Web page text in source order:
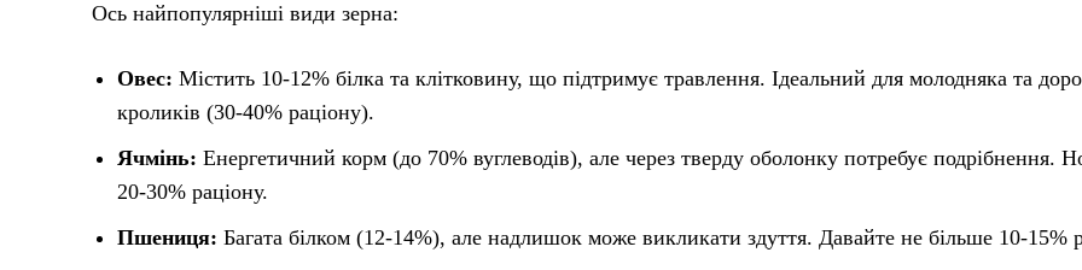
Ось найпопулярніші види зерна:
Овес: Містить 10-12% білка та клітковину, що підтримує травлення. Ідеальний для молодняка та
кроликів (30-40% раціону).
Ячмінь: Енергетичний корм (до 70% вуглеводів), але через тверду оболонку потребує подрібнення.
20-30% раціону.
Пшениця: Багата білком (12-14%), але надлишок може викликати здуття. Давайте не більше 10-15%